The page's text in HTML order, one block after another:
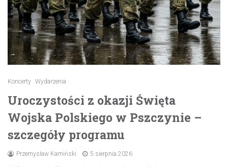
Koncerty Wydarzenia
Uroczystości z okazji Święta
Wojska Polskiego w Pszczynie –
szczegóły programu
Przemysław Kamiński 5 sierpnia 2026